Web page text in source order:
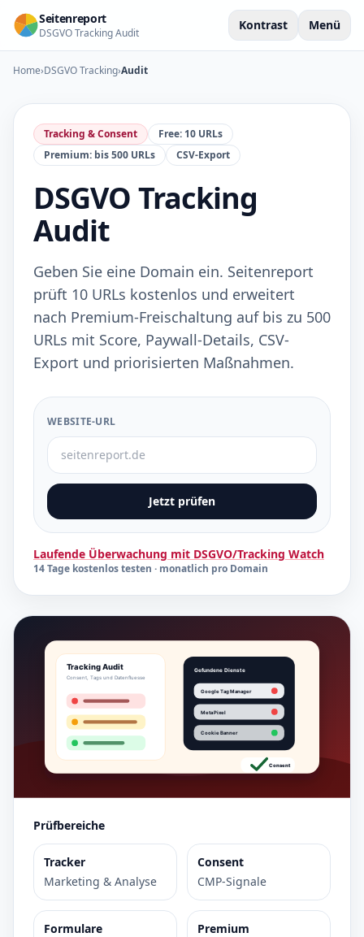
Seitenreport
DSGVO Tracking Audit
Kontrast Menü
Home›DSGVO Tracking›Audit
Tracking & Consent
Free: 10 URLs
Premium: bis 500 URLs
CSV-Export
DSGVO Tracking
Audit
Geben Sie eine Domain ein. Seitenreport
prüft 10 URLs kostenlos und erweitert
nach Premium-Freischaltung auf bis zu 500
URLs mit Score, Paywall-Details, CSV-
Export und priorisierten Maßnahmen.
WEBSITE-URL
Jetzt prüfen
Laufende Überwachung mit DSGVO/Tracking Watch
14 Tage kostenlos testen · monatlich pro Domain
Prüfbereiche
Tracker
Marketing & Analyse
Consent
CMP-Signale
Formulare
Premium